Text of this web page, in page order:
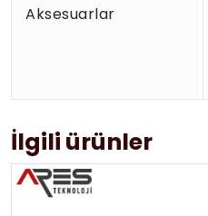
Aksesuarlar
İlgili ürünler